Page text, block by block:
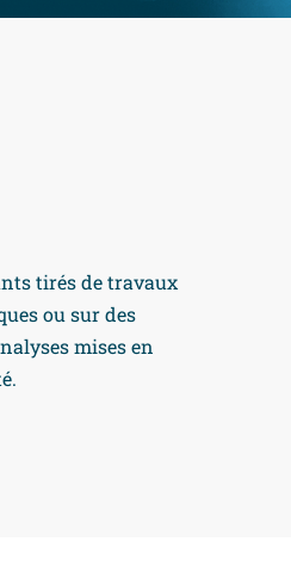
tirés de travaux
ou sur des
mises en